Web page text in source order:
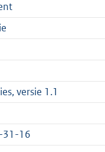
versie 1.1
31-16